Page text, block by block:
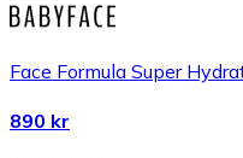
Face Formula Super
890 kr